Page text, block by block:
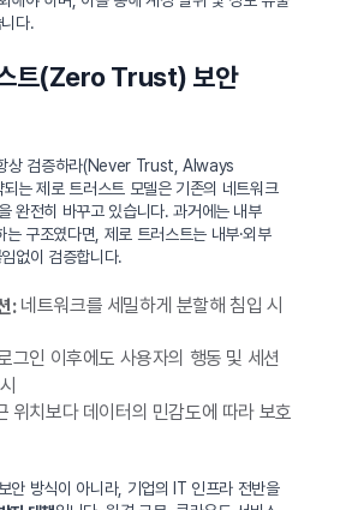
다.
트(Zero Trust) 보안
상 검증하라(Never Trust, Always
는 제로 트러스트 모델은 기존의 네트워크
완전히 바꾸고 있습니다. 과거에는 내부
구조였다면, 제로 트러스트는 내부·외부
없이 검증합니다.
:네트워크를 세밀하게 분할해 침입 시
그인 이후에도 사용자의 행동 및 세션
위치보다 데이터의 민감도에 따라 보호
안 방식이 아니라, 기업의 IT 인프라 전반을